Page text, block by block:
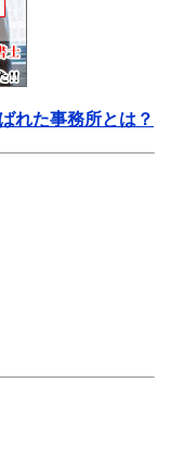
れた事務所とは？